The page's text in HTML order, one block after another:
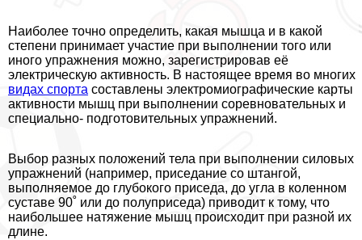
Наиболее точно определить, какая мышца и в какой
степени принимает участие при выполнении того или
иного упражнения можно, зарегистрировав её
электрическую активность. В настоящее время во многих
видах спорта составлены электромиографические карты
активности мышц при выполнении соревновательных и
специально- подготовительных упражнений.
Выбор разных положений тела при выполнении силовых
упражнений (например, приседание со штангой,
выполняемое до глубокого приседа, до угла в коленном
суставе 90˚ или до полуприседа) приводит к тому, что
наибольшее натяжение мышц происходит при разной их
длине.